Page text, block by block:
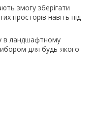
змогу зберігати
просторів навіть під
в ландшафтному
для будь-якого